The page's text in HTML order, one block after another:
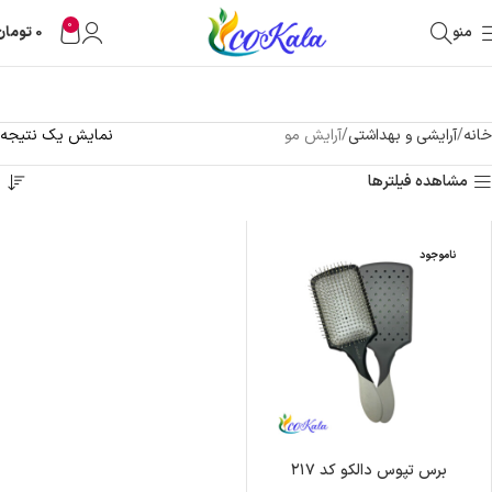
منو 0
0
خانه آرایشی و بهداشتی آرایش مو
نمایش یک نتیجه
مشاهده فیلترها
ناموجود
برس تپوس دالکو کد ۲۱۷